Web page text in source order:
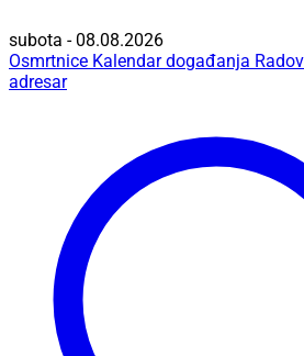
subota - 08.08.2026
Osmrtnice Kalendar događanja
adresar